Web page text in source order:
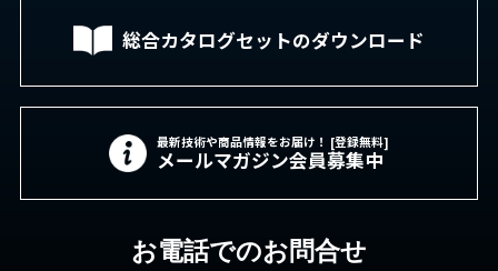
総合カタログセットのダウンロード
最新技術や商品情報をお届け！ [登録無料]
メールマガジン会員募集中
お電話でのお問合せ